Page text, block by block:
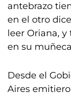
antebrazo
en el otro
leer Oriana,
en su
Desde el
Aires